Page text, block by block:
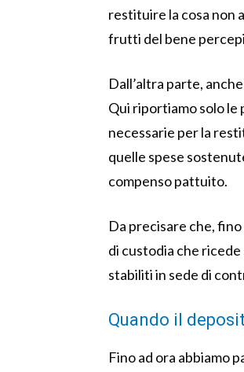
restituire la cosa non
frutti del bene
Dall’altra parte,
Qui riportiamo solo le
necessarie per la
quelle spese
compenso pattuito.
Da precisare che,
di custodia che
stabiliti in sede di
Quando il
Fino ad ora abbiamo